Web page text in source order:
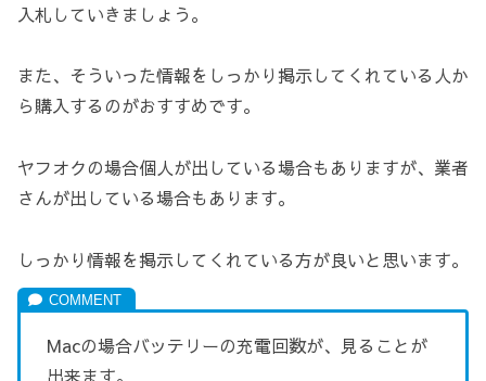
入札していきましょう。
また、そういった情報をしっかり掲示してくれている人か
ら購入するのがおすすめです。
ヤフオクの場合個人が出している場合もありますが、業者
さんが出している場合もあります。
しっかり情報を掲示してくれている方が良いと思います。
Macの場合バッテリーの充電回数が、見ることが
出来ます。